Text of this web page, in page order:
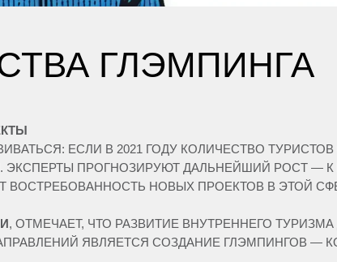
ЕСЛИ В 2021 ГОДУ КОЛИЧЕСТВО
ЭКСПЕРТЫ ПРОГНОЗИРУЮТ ДАЛЬНЕЙШИЙ РОСТ — К
ВОСТРЕБОВАННОСТЬ НОВЫХ ПРОЕКТОВ В ЭТОЙ
, ОТМЕЧАЕТ, ЧТО РАЗВИТИЕ ВНУТРЕННЕГО
ЯВЛЯЕТСЯ СОЗДАНИЕ ГЛЭМПИНГОВ —
ГЛЭМПИНГА